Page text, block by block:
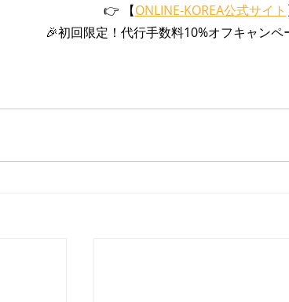
👉 【ONLINE-KOREA公式サイト
🎉初回限定！代行手数料10%オフキャンペ